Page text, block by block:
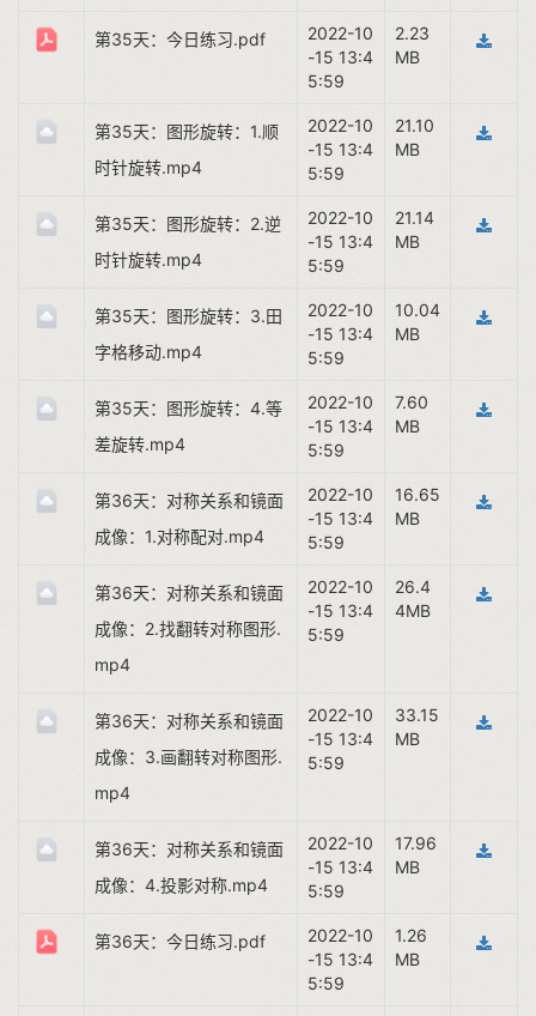
第35天：今日练习.pdf
2022-10
-15 13:4
5:59
2.23
MB
第35天：图形旋转：1.顺
时针旋转.mp4
2022-10
-15 13:4
5:59
21.10
MB
第35天：图形旋转：2.逆
时针旋转.mp4
2022-10
-15 13:4
5:59
21.14
MB
第35天：图形旋转：3.田
字格移动.mp4
2022-10
-15 13:4
5:59
10.04
MB
第35天：图形旋转：4.等
差旋转.mp4
2022-10
-15 13:4
5:59
7.60
MB
第36天：对称关系和镜面
成像：1.对称配对.mp4
2022-10
-15 13:4
5:59
16.65
MB
第36天：对称关系和镜面
成像：2.找翻转对称图形.
mp4
2022-10
-15 13:4
5:59
26.4
4MB
第36天：对称关系和镜面
成像：3.画翻转对称图形.
mp4
2022-10
-15 13:4
5:59
33.15
MB
第36天：对称关系和镜面
成像：4.投影对称.mp4
2022-10
-15 13:4
5:59
17.96
MB
第36天：今日练习.pdf
2022-10
-15 13:4
5:59
1.26
MB